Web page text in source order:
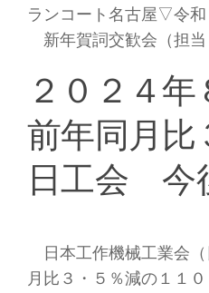
ランコート名古屋▽令和
新年賀詞交歓会（担当
２０２４
前年同月比
日工会 今
日本工作機械工業会（
月比３・５％減の１１